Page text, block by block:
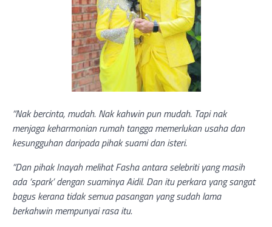
“Nak bercinta, mudah. Nak kahwin pun mudah. Tapi nak
menjaga keharmonian rumah tangga memerlukan usaha dan
kesungguhan daripada pihak suami dan isteri.
“Dan pihak Inayah melihat Fasha antara selebriti yang masih
ada ‘spark’ dengan suaminya Aidil. Dan itu perkara yang sangat
bagus kerana tidak semua pasangan yang sudah lama
berkahwin mempunyai rasa itu.